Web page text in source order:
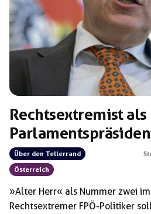
Rechtsextremist als
Über den Tellerrand
Österreich
»Alter Herr« als Nummer zwei
Rechtsextremer FPÖ-Politiker